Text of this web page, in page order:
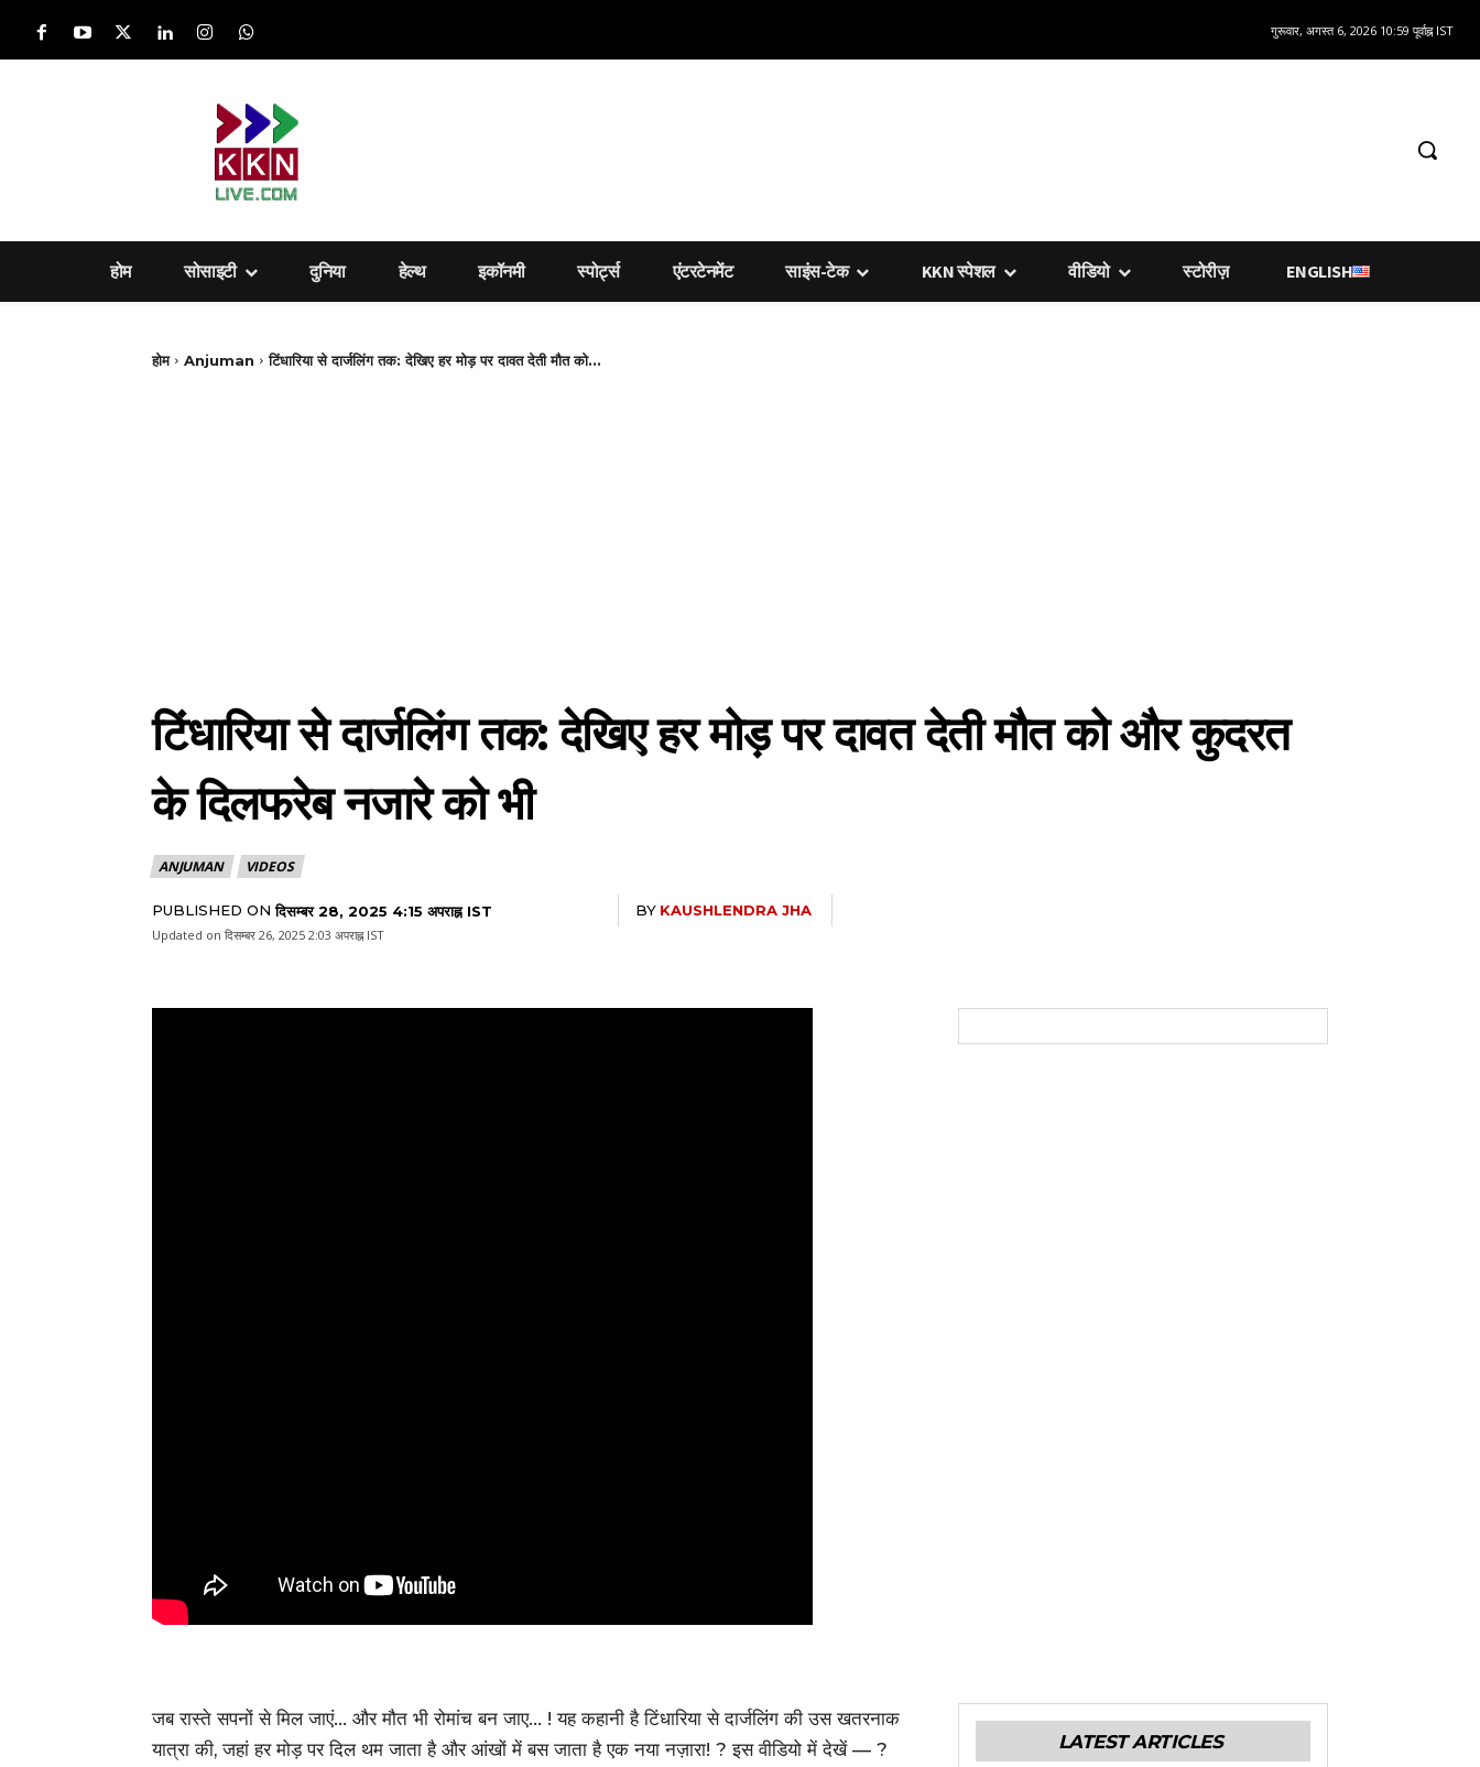
गुरूवार, अगस्त 6, 2026 10:59 पूर्वाह्न IST
होम सोसाइटी दुनिया हेल्‍थ इकॉनमी स्पोर्ट्स एंटरटेनमेंट साइंस-टेक KKN स्पेशल वीडियो स्टोरीज़ ENGLISH
होम Anjuman टिंधारिया से दार्जलिंग तक: देखिए हर मोड़ पर दावत देती मौत को...
टिंधारिया से दार्जलिंग तक: देखिए हर मोड़ पर दावत देती मौत को और कुदरत
के दिलफरेब नजारे को भी
ANJUMAN VIDEOS
PUBLISHED ON दिसम्बर 28, 2025 4:15 अपराह्न IST BY KAUSHLENDRA JHA
Updated on दिसम्बर 26, 2025 2:03 अपराह्न IST
जब रास्ते सपनों से मिल जाएं… और मौत भी रोमांच बन जाए… ! यह कहानी है टिंधारिया से दार्जलिंग की उस खतरनाक
यात्रा की, जहां हर मोड़ पर दिल थम जाता है और आंखों में बस जाता है एक नया नज़ारा! ? इस वीडियो में देखें — ?
LATEST ARTICLES